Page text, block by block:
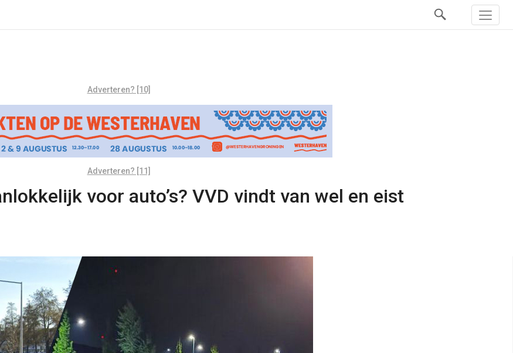
Adverteren? [10]
Adverteren? [11]
voor auto’s? VVD vindt van wel en eist